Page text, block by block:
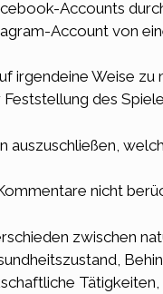
Accounts
Account von
irgendeine Weise zu
des
nicht
zwischen